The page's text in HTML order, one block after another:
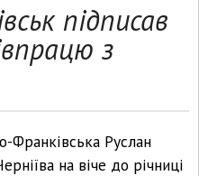
підписав
з
Франківська Руслан
на віче до річниці